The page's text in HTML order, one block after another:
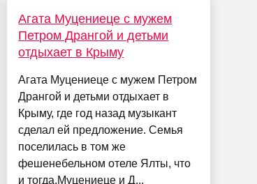
Агата Муцениеце с мужем
Петром Дрангой и детьми
отдыхает в Крыму
Агата Муцениеце с мужем Петром
Дрангой и детьми отдыхает в
Крыму, где год назад музыкант
сделал ей предложение. Семья
поселилась в том же
фешенебельном отеле Ялты, что
и тогда.Муцениеце и Д...